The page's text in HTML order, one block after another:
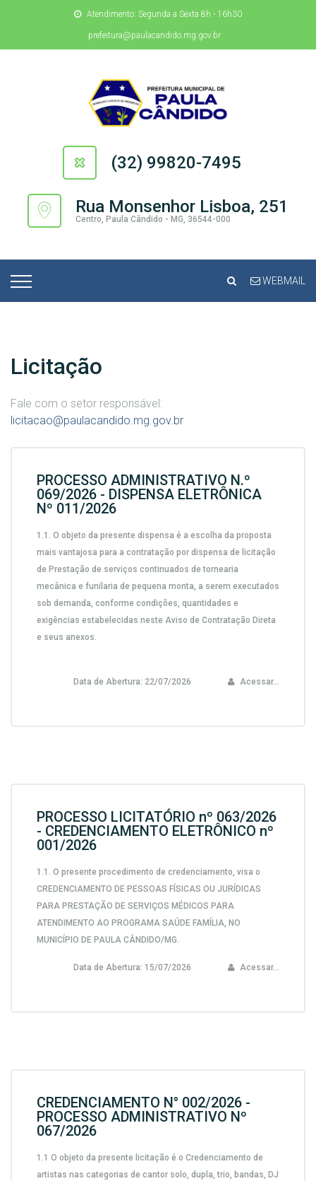
Atendimento: Segunda a Sexta 8h - 16h30
prefeitura@paulacandido.mg.gov.br
(32) 99820-7495
Rua Monsenhor Lisboa, 251
Centro, Paula Cândido - MG, 36544-000
WEBMAIL
Licitação
Fale com o setor responsável:
licitacao@paulacandido.mg.gov.br
PROCESSO ADMINISTRATIVO N.º
069/2026 - DISPENSA ELETRÔNICA
Nº 011/2026
1.1. O objeto da presente dispensa é a escolha da proposta
mais vantajosa para a contratação por dispensa de licitação
de Prestação de serviços continuados de tornearia
mecânica e funilaria de pequena monta, a serem executados
sob demanda, conforme condições, quantidades e
exigências estabelecidas neste Aviso de Contratação Direta
e seus anexos.
Data de Abertura: 22/07/2026 Acessar...
PROCESSO LICITATÓRIO nº 063/2026
- CREDENCIAMENTO ELETRÔNICO nº
001/2026
1.1. O presente procedimento de credenciamento, visa o
CREDENCIAMENTO DE PESSOAS FÍSICAS OU JURÍDICAS
PARA PRESTAÇÃO DE SERVIÇOS MÉDICOS PARA
ATENDIMENTO AO PROGRAMA SAÚDE FAMÍLIA, NO
MUNICÍPIO DE PAULA CÂNDIDO/MG.
Data de Abertura: 15/07/2026 Acessar...
CREDENCIAMENTO N° 002/2026 -
PROCESSO ADMINISTRATIVO Nº
067/2026
1.1 O objeto da presente licitação é o Credenciamento de
artistas nas categorias de cantor solo, dupla, trio, bandas, DJ